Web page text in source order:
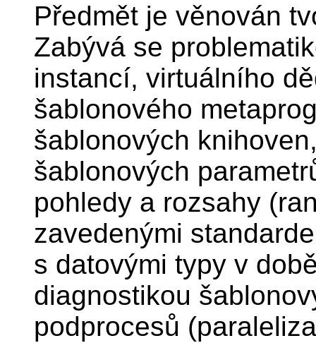
Předmět je věnován
Zabývá se
instancí, virtuálního
šablonového
šablonových
šablonových
pohledy a rozsahy
zavedenými
s datovými typy v
diagnostikou
podprocesů